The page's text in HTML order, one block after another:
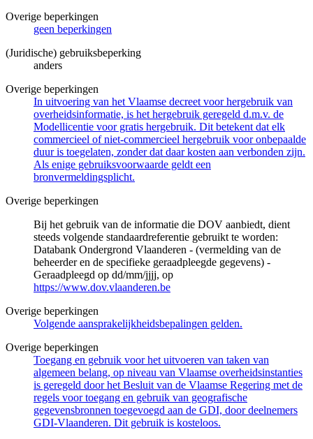
Overige beperkingen
geen beperkingen
(Juridische) gebruiksbeperking
anders
Overige beperkingen
In uitvoering van het Vlaamse decreet voor hergebruik van
overheidsinformatie, is het hergebruik geregeld d.m.v. de
Modellicentie voor gratis hergebruik. Dit betekent dat elk
commercieel of niet-commercieel hergebruik voor onbepaalde
duur is toegelaten, zonder dat daar kosten aan verbonden zijn.
Als enige gebruiksvoorwaarde geldt een
bronvermeldingsplicht.
Overige beperkingen
Bij het gebruik van de informatie die DOV aanbiedt, dient
steeds volgende standaardreferentie gebruikt te worden:
Databank Ondergrond Vlaanderen - (vermelding van de
beheerder en de specifieke geraadpleegde gegevens) -
Geraadpleegd op dd/mm/jjjj, op
https://www.dov.vlaanderen.be
Overige beperkingen
Volgende aansprakelijkheidsbepalingen gelden.
Overige beperkingen
Toegang en gebruik voor het uitvoeren van taken van
algemeen belang, op niveau van Vlaamse overheidsinstanties
is geregeld door het Besluit van de Vlaamse Regering met de
regels voor toegang en gebruik van geografische
gegevensbronnen toegevoegd aan de GDI, door deelnemers
GDI-Vlaanderen. Dit gebruik is kosteloos.